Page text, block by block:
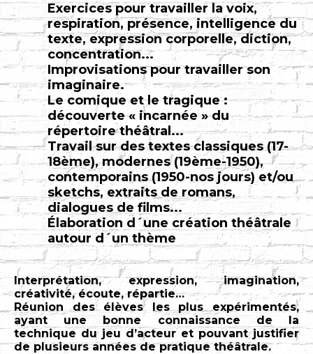
Exercices pour travailler la voix,
respiration, présence, intelligence du
texte, expression corporelle, diction,
concentration...
Improvisations pour travailler son
imaginaire.
Le comique et le tragique :
découverte « incarnée » du
répertoire théâtral...
Travail sur des textes classiques (17-
18ème), modernes (19ème-1950),
contemporains (1950-nos jours) et/ou
sketchs, extraits de romans,
dialogues de films...
Élaboration d´une création théâtrale
autour d´un thème
Interprétation, expression, imagination,
créativité, écoute, répartie…
Réunion des élèves les plus expérimentés,
ayant une bonne connaissance de la
technique du jeu d’acteur et pouvant justifier
de plusieurs années de pratique théâtrale.